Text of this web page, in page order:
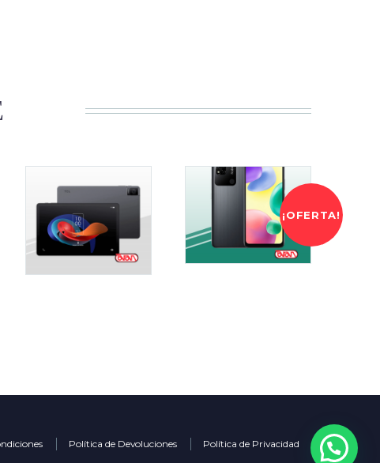
¡OFERTA!
Política de Devoluciones Política de Privacidad